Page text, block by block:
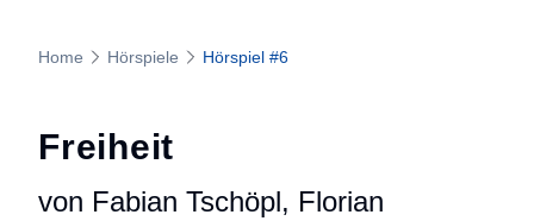
Home Hörspiele Hörspiel #6
Freiheit
von Fabian Tschöpl, Florian